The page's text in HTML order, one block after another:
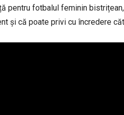
pentru fotbalul feminin
și că poate privi cu încredere